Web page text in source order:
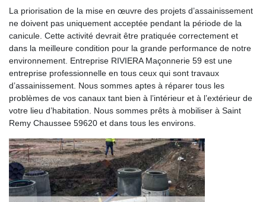
La priorisation de la mise en œuvre des projets d’assainissement
ne doivent pas uniquement acceptée pendant la période de la
canicule. Cette activité devrait être pratiquée correctement et
dans la meilleure condition pour la grande performance de notre
environnement. Entreprise RIVIERA Maçonnerie 59 est une
entreprise professionnelle en tous ceux qui sont travaux
d’assainissement. Nous sommes aptes à réparer tous les
problèmes de vos canaux tant bien à l’intérieur et à l’extérieur de
votre lieu d’habitation. Nous sommes prêts à mobiliser à Saint
Remy Chaussee 59620 et dans tous les environs.